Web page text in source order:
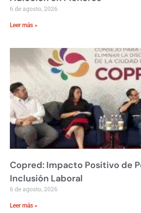
6 de agosto, 2026
Leer más »
Copred: Impacto Positivo de
Inclusión Laboral
6 de agosto, 2026
Leer más »